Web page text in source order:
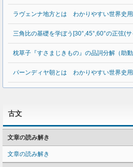
ラヴェンナ地方とは わかりやすい世界史
三角比の基礎を学ぼう[30°,45°,60°の正弦(
枕草子『すさまじきもの』の品詞分解（助動
パーンディヤ朝とは わかりやすい世界史
古文
文章の読み解き
文章の読み解き